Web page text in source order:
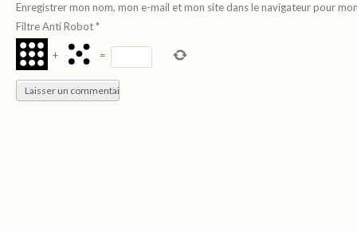
Enregistrer mon nom, mon e-mail et mon site dans le navigateur pour
Filtre Anti Robot*
+ =